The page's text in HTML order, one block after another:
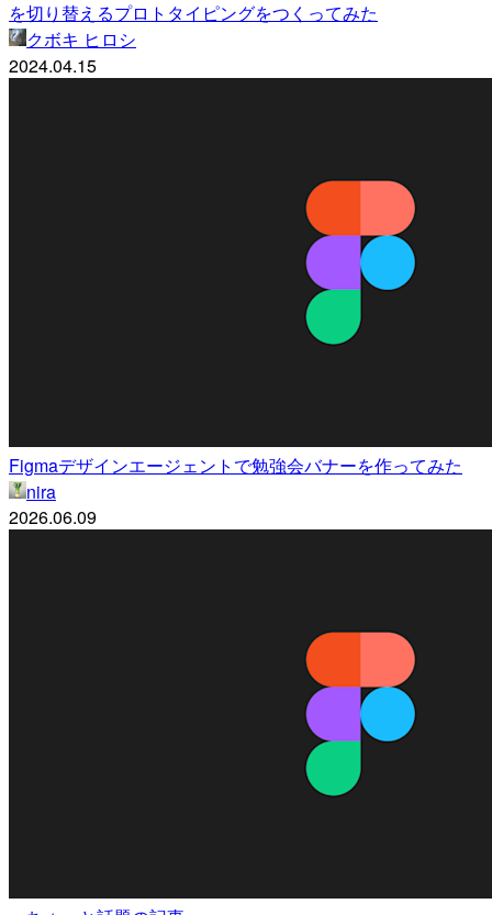
を切り替えるプロトタイピングをつくってみた
クボキ ヒロシ
2024.04.15
Figmaデザインエージェントで勉強会バナーを作ってみた
nira
2026.06.09